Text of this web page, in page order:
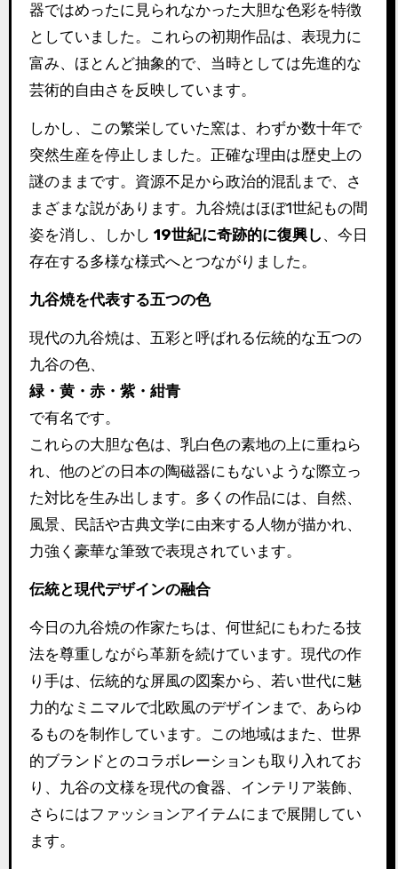
器ではめったに見られなかった大胆な色彩を特徴
としていました。これらの初期作品は、表現力に
富み、ほとんど抽象的で、当時としては先進的な
芸術的自由さを反映しています。
しかし、この繁栄していた窯は、わずか数十年で
突然生産を停止しました。正確な理由は歴史上の
謎のままです。資源不足から政治的混乱まで、さ
まざまな説があります。九谷焼はほぼ1世紀もの間
姿を消し、しかし 19世紀に奇跡的に復興し 、今日
存在する多様な様式へとつながりました。
九谷焼を代表する五つの色
現代の九谷焼は、五彩と呼ばれる伝統的な五つの
九谷の色、
緑・黄・赤・紫・紺青
で有名です。
これらの大胆な色は、乳白色の素地の上に重ねら
れ、他のどの日本の陶磁器にもないような際立っ
た対比を生み出します。多くの作品には、自然、
風景、民話や古典文学に由来する人物が描かれ、
力強く豪華な筆致で表現されています。
伝統と現代デザインの融合
今日の九谷焼の作家たちは、何世紀にもわたる技
法を尊重しながら革新を続けています。現代の作
り手は、伝統的な屏風の図案から、若い世代に魅
力的なミニマルで北欧風のデザインまで、あらゆ
るものを制作しています。この地域はまた、世界
的ブランドとのコラボレーションも取り入れてお
り、九谷の文様を現代の食器、インテリア装飾、
さらにはファッションアイテムにまで展開してい
ます。